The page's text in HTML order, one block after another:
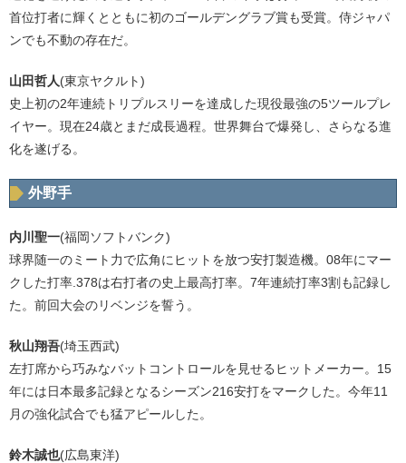
首位打者に輝くとともに初のゴールデングラブ賞も受賞。侍ジャパ
ンでも不動の存在だ。
山田哲人(東京ヤクルト)
史上初の2年連続トリプルスリーを達成した現役最強の5ツールプレ
イヤー。現在24歳とまだ成長過程。世界舞台で爆発し、さらなる進
化を遂げる。
外野手
内川聖一(福岡ソフトバンク)
球界随一のミート力で広角にヒットを放つ安打製造機。08年にマー
クした打率.378は右打者の史上最高打率。7年連続打率3割も記録し
た。前回大会のリベンジを誓う。
秋山翔吾(埼玉西武)
左打席から巧みなバットコントロールを見せるヒットメーカー。15
年には日本最多記録となるシーズン216安打をマークした。今年11
月の強化試合でも猛アピールした。
鈴木誠也(広島東洋)